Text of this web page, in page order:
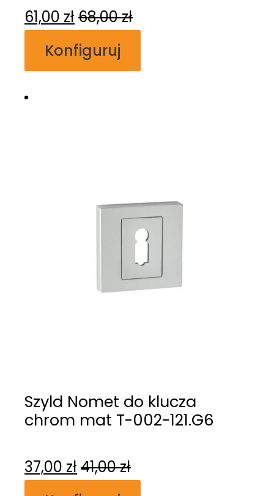
61,00 zł 68,00zł
Konfiguruj
Szyld Nomet do klucza
chrom mat T-002-121.G6
37,00 zł 41,00zł